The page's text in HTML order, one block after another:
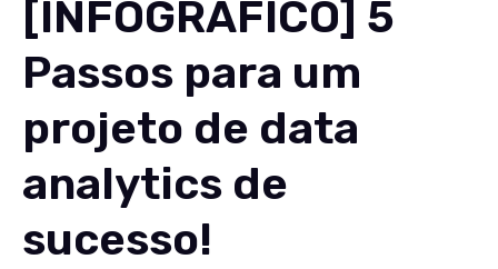
[INFOGRÁFICO] 5
Passos para um
projeto de data
analytics de
sucesso!